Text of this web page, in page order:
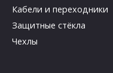
Кабели и переходники
Защитные стёкла
Чехлы